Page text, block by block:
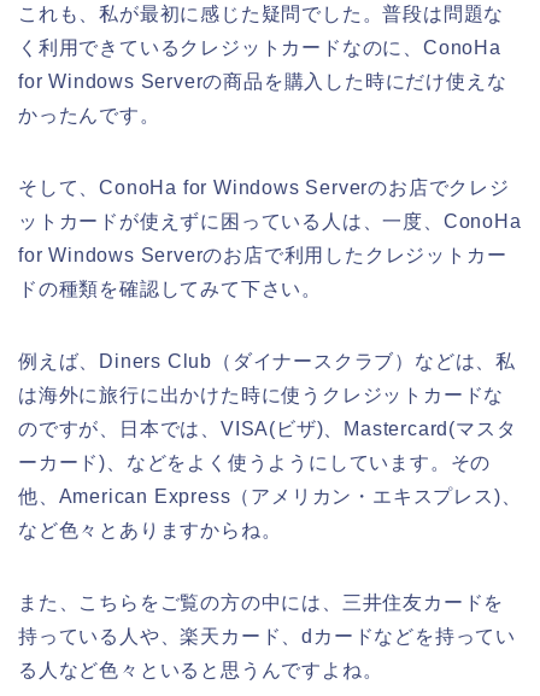
これも、私が最初に感じた疑問でした。普段は問題な
く利用できているクレジットカードなのに、ConoHa
for Windows Serverの商品を購入した時にだけ使えな
かったんです。
そして、ConoHa for Windows Serverのお店でクレジ
ットカードが使えずに困っている人は、一度、ConoHa
for Windows Serverのお店で利用したクレジットカー
ドの種類を確認してみて下さい。
例えば、Diners Club（ダイナースクラブ）などは、私
は海外に旅行に出かけた時に使うクレジットカードな
のですが、日本では、VISA(ビザ)、Mastercard(マスタ
ーカード)、などをよく使うようにしています。その
他、American Express（アメリカン・エキスプレス)、
など色々とありますからね。
また、こちらをご覧の方の中には、三井住友カードを
持っている人や、楽天カード、dカードなどを持ってい
る人など色々といると思うんですよね。